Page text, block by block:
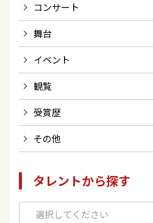
コンサート
舞台
イベント
観覧
受賞歴
その他
タレントから探す